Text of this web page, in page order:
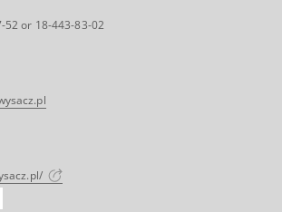
52 or 18-443-83-02